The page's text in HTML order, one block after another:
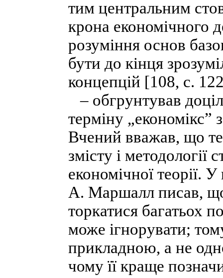
тим центральним
крона економічного
розуміння основ
бути до кінця
концепцій [108, с.
– обгрунтував
терміну „економікс”
Вчений вважав, що
змісту і методології
економічної теорії.
А. Маршалл писав, що
торкатися багатьох
може ігнорувати;
прикладною, а не
чому її краще